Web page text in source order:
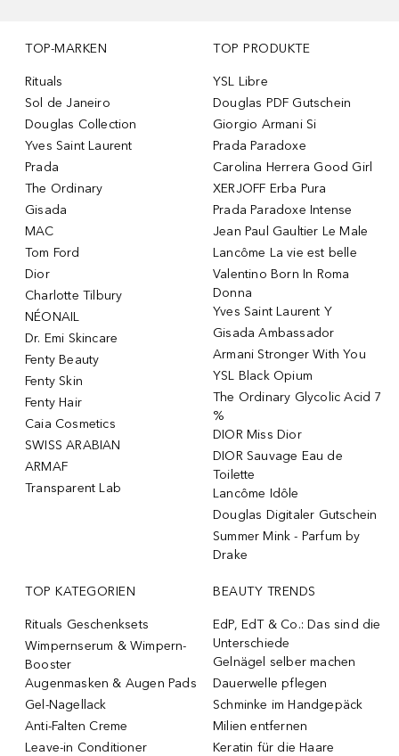
TOP-MARKEN
Rituals
Sol de Janeiro
Douglas Collection
Yves Saint Laurent
Prada
The Ordinary
Gisada
MAC
Tom Ford
Dior
Charlotte Tilbury
NÉONAIL
Dr. Emi Skincare
Fenty Beauty
Fenty Skin
Fenty Hair
Caia Cosmetics
SWISS ARABIAN
ARMAF
Transparent Lab
TOP PRODUKTE
YSL Libre
Douglas PDF Gutschein
Giorgio Armani Si
Prada Paradoxe
Carolina Herrera Good Girl
XERJOFF Erba Pura
Prada Paradoxe Intense
Jean Paul Gaultier Le Male
Lancôme La vie est belle
Valentino Born In Roma
Donna
Yves Saint Laurent Y
Gisada Ambassador
Armani Stronger With You
YSL Black Opium
The Ordinary Glycolic Acid 7
%
DIOR Miss Dior
DIOR Sauvage Eau de
Toilette
Lancôme Idôle
Douglas Digitaler Gutschein
Summer Mink - Parfum by
Drake
TOP KATEGORIEN
Rituals Geschenksets
Wimpernserum & Wimpern-
Booster
Augenmasken & Augen Pads
Gel-Nagellack
Anti-Falten Creme
Leave-in Conditioner
BEAUTY TRENDS
EdP, EdT & Co.: Das sind die
Unterschiede
Gelnägel selber machen
Dauerwelle pflegen
Schminke im Handgepäck
Milien entfernen
Keratin für die Haare